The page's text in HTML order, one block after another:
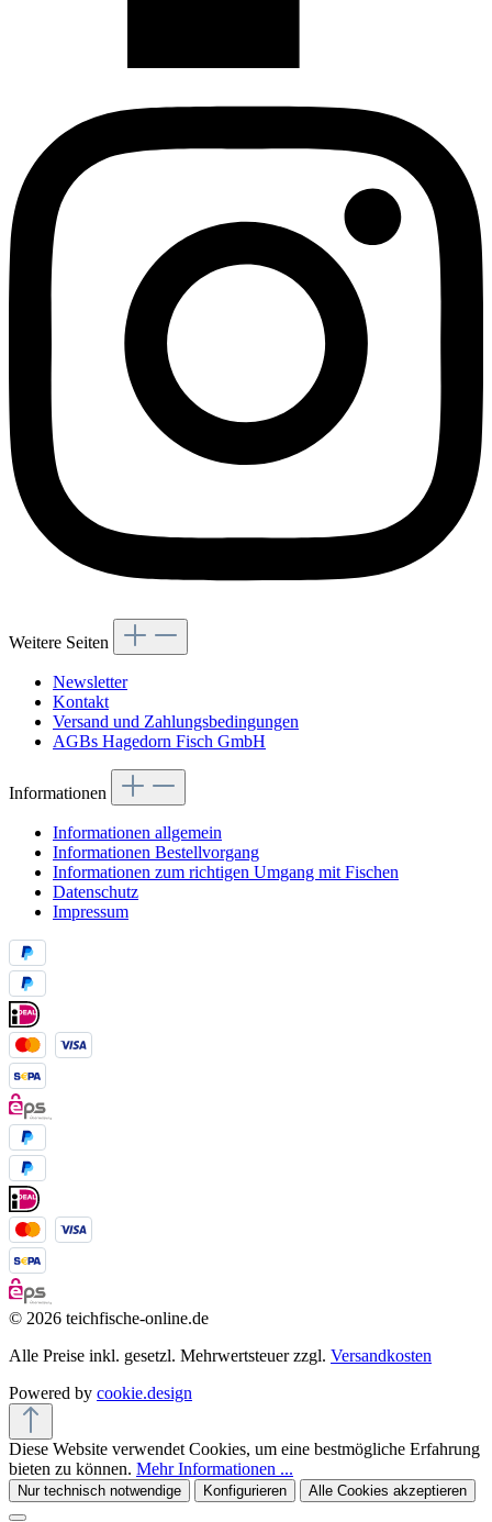
Weitere Seiten
Newsletter
Kontakt
Versand und Zahlungsbedingungen
AGBs Hagedorn Fisch GmbH
Informationen
Informationen allgemein
Informationen Bestellvorgang
Informationen zum richtigen Umgang mit Fischen
Datenschutz
Impressum
© 2026 teichfische-online.de
Alle Preise inkl. gesetzl. Mehrwertsteuer zzgl. Versandkosten
Powered by cookie.design
Diese Website verwendet Cookies, um eine bestmögliche Erfahrung
bieten zu können. Mehr Informationen ...
Nur technisch notwendige Konfigurieren Alle Cookies akzeptieren